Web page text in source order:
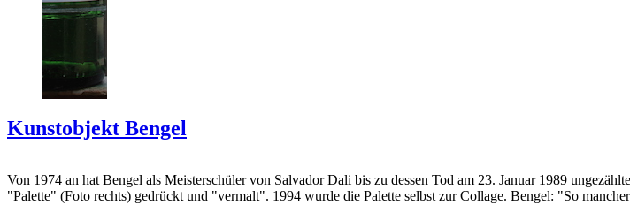
Kunstobjekt Bengel
Von 1974 an hat Bengel als Meisterschüler von Salvador Dali bis zu dessen Tod am 23. Januar 1989
"Palette" (Foto rechts) gedrückt und "vermalt". 1994 wurde die Palette selbst zur Collage. Bengel: "So